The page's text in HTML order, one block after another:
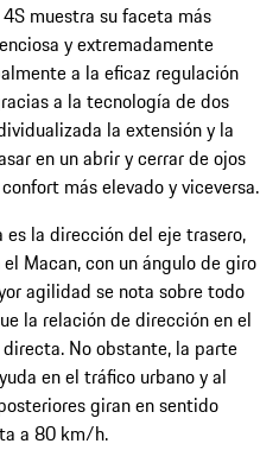
muestra su faceta más
y extremadamente
a la eficaz regulación
a la tecnología de dos
la extensión y la
en un abrir y cerrar de ojos
más elevado y viceversa.
la dirección del eje trasero,
Macan, con un ángulo de giro
agilidad se nota sobre todo
la relación de dirección en el
No obstante, la parte
en el tráfico urbano y al
giran en sentido
a 80 km/h.